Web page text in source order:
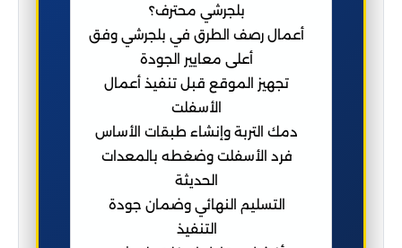
بلجرشي محترف؟
أعمال رصف الطرق في بلجرشي وفق
أعلى معايير الجودة
تجهيز الموقع قبل تنفيذ أعمال
الأسفلت
دمك التربة وإنشاء طبقات الأساس
فرد الأسفلت وضغطه بالمعدات
الحديثة
التسليم النهائي وضمان جودة
التنفيذ